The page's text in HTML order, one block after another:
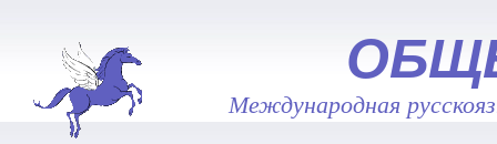
Международная